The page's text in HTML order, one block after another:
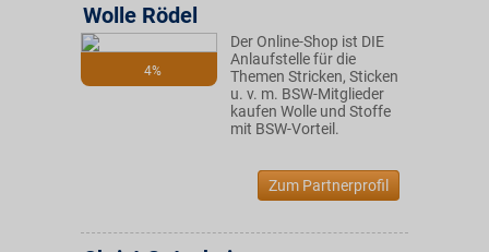
4%
Wolle Rödel
Der Online-Shop ist DIE
Anlaufstelle für die
Themen Stricken, Sticken
u. v. m. BSW-Mitglieder
kaufen Wolle und Stoffe
mit BSW-Vorteil.
Zum Partnerprofil